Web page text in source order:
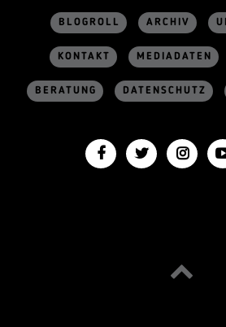
BLOGROLL ARCHIV
KONTAKT MEDIADATEN
BERATUNG DATENSCHUTZ